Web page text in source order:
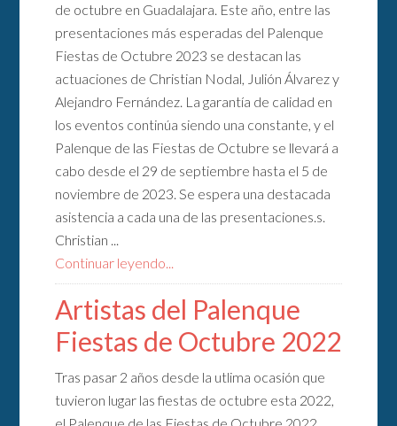
de octubre en Guadalajara. Este año, entre las
presentaciones más esperadas del Palenque
Fiestas de Octubre 2023 se destacan las
actuaciones de Christian Nodal, Julión Álvarez y
Alejandro Fernández. La garantía de calidad en
los eventos continúa siendo una constante, y el
Palenque de las Fiestas de Octubre se llevará a
cabo desde el 29 de septiembre hasta el 5 de
noviembre de 2023. Se espera una destacada
asistencia a cada una de las presentaciones.s.
Christian ...
Continuar leyendo...
Artistas del Palenque
Fiestas de Octubre 2022
Tras pasar 2 años desde la utlima ocasión que
tuvieron lugar las fiestas de octubre esta 2022,